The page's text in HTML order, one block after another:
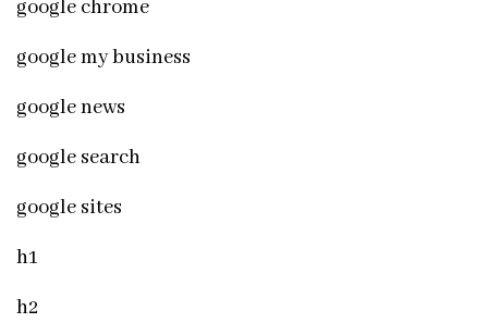
google chrome
google my business
google news
google search
google sites
h1
h2